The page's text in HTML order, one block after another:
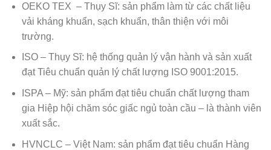
OEKO TEX – Thụy Sĩ: sản phẩm làm từ các chất liệu
vải kháng khuẩn, sạch khuẩn, thân thiện với môi
trường.
ISO – Thụy Sĩ: hệ thống quản lý vận hành và sản xuất
đạt Tiêu chuẩn quản lý chất lượng ISO 9001:2015.
ISPA – Mỹ: sản phẩm đạt tiêu chuẩn chất lượng tham
gia Hiệp hội chăm sóc giấc ngủ toàn cầu – là thành viên
xuất sắc.
HVNCLC – Việt Nam: sản phẩm đạt tiêu chuẩn Hàng